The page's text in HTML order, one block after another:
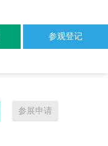
参观登记
参展申请